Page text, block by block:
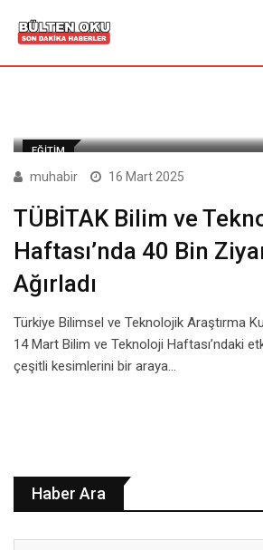
EĞITIM
muhabir 16 Mart 2025
TÜBİTAK Bilim ve
Haftası’nda 40 Bin
Ağırladı
Türkiye Bilimsel ve Teknolojik Araştırma
14 Mart Bilim ve Teknoloji Haftası’ndaki
çeşitli kesimlerini bir araya…
Haber Ara